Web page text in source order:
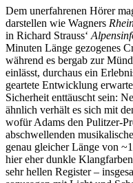
Dem unerfahrenen Hörer
darstellen wie Wagners
in Richard Strauss‘
Minuten Länge gezogenes
während es bergab zur
einlässt, durchaus ein
geartete Entwicklung
Sicherheit enttäuscht sein:
ähnlich verhält es sich mit
wofür Adams den Pulitzer-
abschwellenden
genau gleicher Länge von
hier eher dunkle
sehr hellen Register –